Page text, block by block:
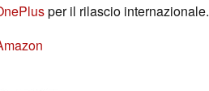
per il rilascio internazionale.